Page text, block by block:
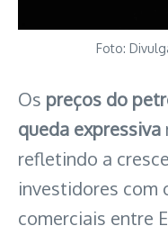
Foto:
Os preços do
queda expressiva
refletindo a
investidores com
comerciais entre